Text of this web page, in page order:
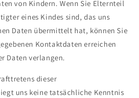
von Kindern. Wenn Sie Elternteil
eines Kindes sind, das uns
Daten übermittelt hat, können Sie
Kontaktdaten erreichen
Daten verlangen.
dieser
uns keine tatsächliche Kenntnis